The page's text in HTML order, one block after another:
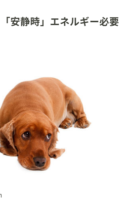
「安静時」エネルギー必要